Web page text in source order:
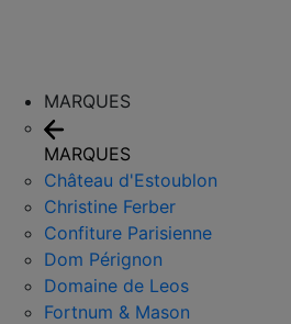
MARQUES
MARQUES
Château d'Estoublon
Christine Ferber
Confiture Parisienne
Dom Pérignon
Domaine de Leos
Fortnum & Mason